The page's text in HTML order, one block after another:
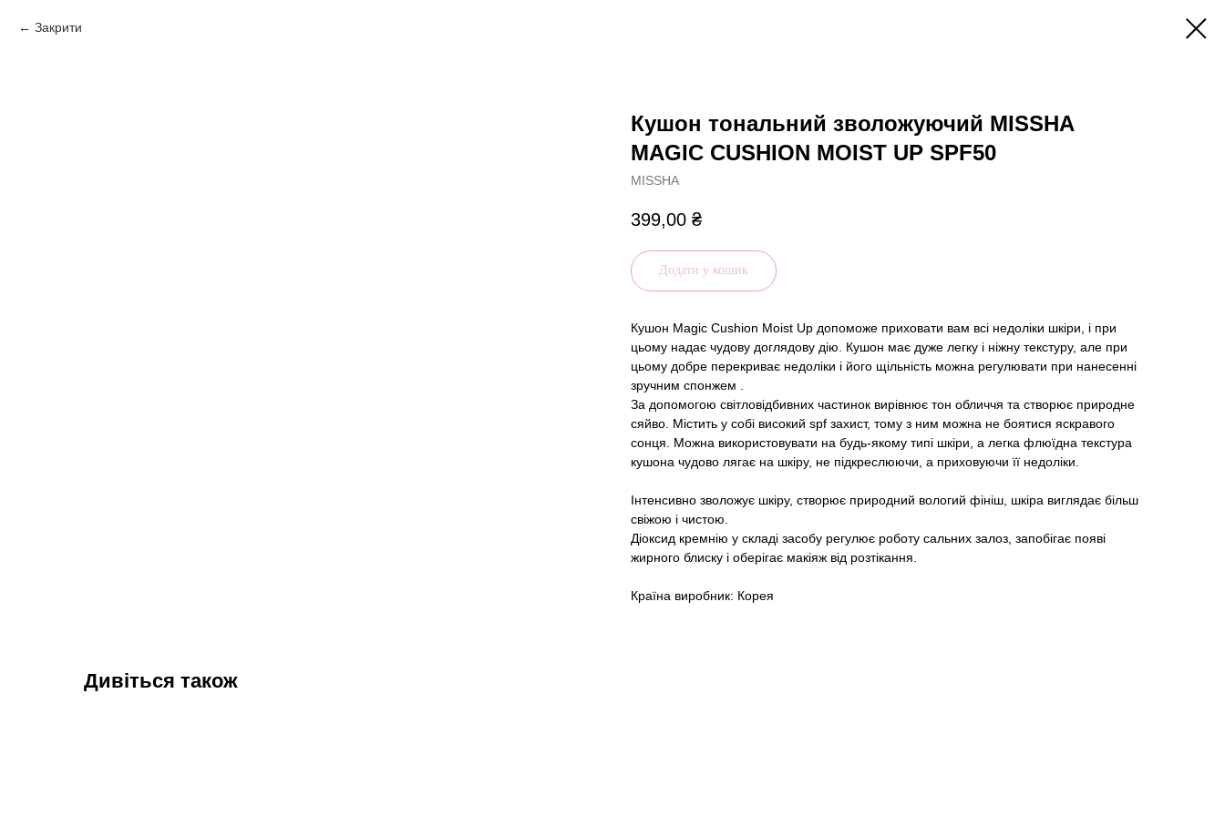
Закрити
Кушон тональний зволожуючий MISSHA
MAGIC CUSHION MOIST UP SPF50
MISSHA
399,00 ₴
Додати у кошик
Кушон Magic Cushion Moist Up допоможе приховати вам всі недоліки шкіри, і при
цьому надає чудову доглядову дію. Кушон має дуже легку і ніжну текстуру, але при
цьому добре перекриває недоліки і його щільність можна регулювати при нанесенні
зручним спонжем .
За допомогою світловідбивних частинок вирівнює тон обличчя та створює природне
сяйво. Містить у собі високий spf захист, тому з ним можна не боятися яскравого
сонця. Можна використовувати на будь-якому типі шкіри, а легка флюїдна текстура
кушона чудово лягає на шкіру, не підкреслюючи, а приховуючи її недоліки.
Інтенсивно зволожує шкіру, створює природний вологий фініш, шкіра виглядає більш
свіжою і чистою.
Діоксид кремнію у складі засобу регулює роботу сальних залоз, запобігає появі
жирного блиску і оберігає макіяж від розтікання.
Країна виробник: Корея
Дивіться також